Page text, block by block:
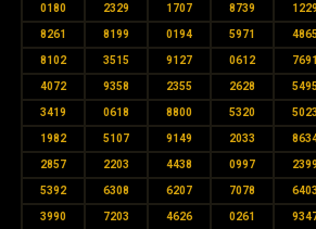
0180 2329 1707 8739 1229
8261 8199 0194 5971
8102 3515 9127 0612 7691
4072 9358 2355 2628
3419 0618 8800 5320 5023
1982 5107 9149 2033
2857 2203 4438 0997 2399
5392 6308 6207 7078 6403
3990 7203 4626 0261